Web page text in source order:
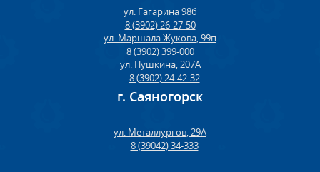
ул. Гагарина 98б
8 (3902) 26-27-50
ул. Маршала Жукова, 99п
8 (3902) 399-000
ул. Пушкина, 207А
8 (3902) 24-42-32
г. Саяногорск
ул. Металлургов, 29А
8 (39042) 34-333